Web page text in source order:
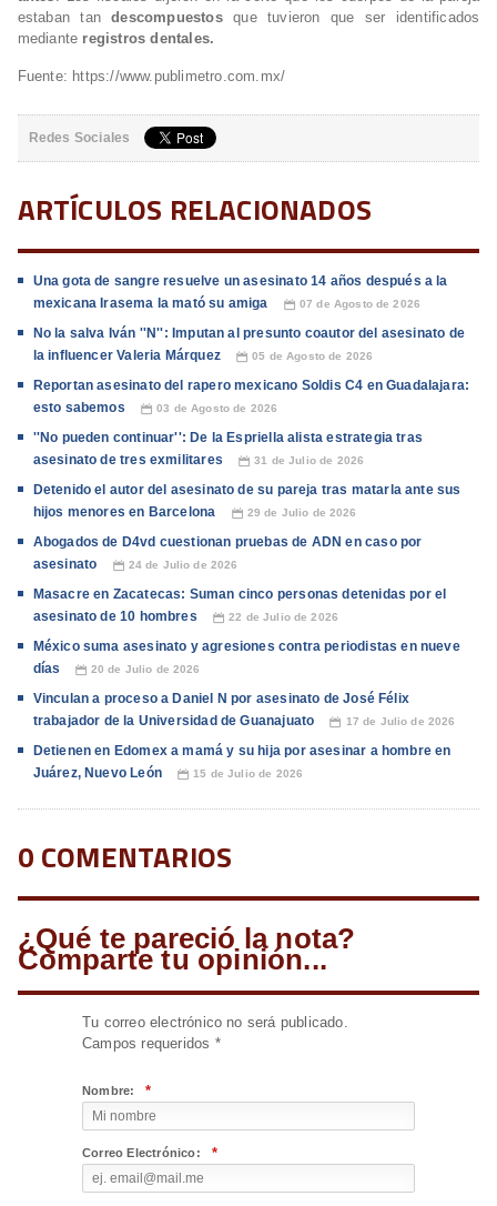
estaban tan
descompuestos
que tuvieron que ser identificados
mediante registros dentales.
Fuente: https://www.publimetro.com.mx/
Redes Sociales
ARTÍCULOS RELACIONADOS
Una gota de sangre resuelve un asesinato 14 años después a la
mexicana Irasema la mató su amiga
📅 07 de Agosto de 2026
No la salva Iván ''N'': Imputan al presunto coautor del asesinato de
la influencer Valeria Márquez
📅 05 de Agosto de 2026
Reportan asesinato del rapero mexicano Soldis C4 en Guadalajara:
esto sabemos
📅 03 de Agosto de 2026
''No pueden continuar'': De la Espriella alista estrategia tras
asesinato de tres exmilitares
📅 31 de Julio de 2026
Detenido el autor del asesinato de su pareja tras matarla ante sus
hijos menores en Barcelona
📅 29 de Julio de 2026
Abogados de D4vd cuestionan pruebas de ADN en caso por
asesinato
📅 24 de Julio de 2026
Masacre en Zacatecas: Suman cinco personas detenidas por el
asesinato de 10 hombres
📅 22 de Julio de 2026
México suma asesinato y agresiones contra periodistas en nueve
días
📅 20 de Julio de 2026
Vinculan a proceso a Daniel N por asesinato de José Félix
trabajador de la Universidad de Guanajuato
📅 17 de Julio de 2026
Detienen en Edomex a mamá y su hija por asesinar a hombre en
Juárez, Nuevo León
📅 15 de Julio de 2026
0 COMENTARIOS
¿Qué te pareció la nota?
Comparte tu opinión...
Tu correo electrónico no será publicado.
Campos requeridos *
Nombre: *
Correo Electrónico: *